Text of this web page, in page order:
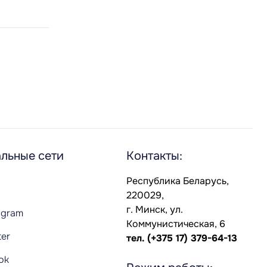
сети Контакты:
Республика Беларусь,
220029,
г. Минск, ул.
Коммунистическая, 6
тел. (+375 17) 379-64-13